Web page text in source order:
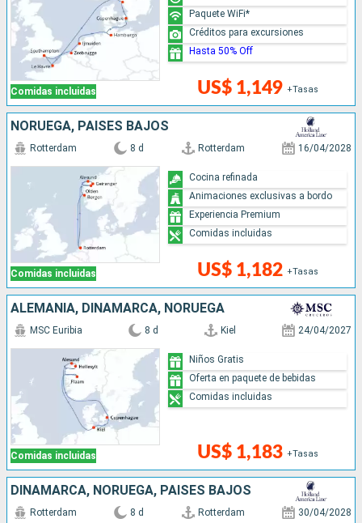
Comidas incluidas US$ 1,149 +Tasas
Paquete WiFi*
Créditos para excursiones
Hasta 50% Off
NORUEGA, PAISES BAJOS
Comidas incluidas
Rotterdam 8 d Rotterdam 16/04/2028
US$ 1,182 +Tasas
Cocina refinada
Animaciones exclusivas a bordo
Experiencia Premium
Comidas incluidas
ALEMANIA, DINAMARCA, NORUEGA
Comidas incluidas
MSC Euribia 8 d Kiel 24/04/2027
US$ 1,183 +Tasas
Niños Gratis
Oferta en paquete de bebidas
Comidas incluidas
DINAMARCA, NORUEGA, PAISES BAJOS
Rotterdam 8 d Rotterdam 30/04/2028